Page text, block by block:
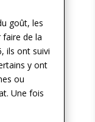
goût, les
de la
ils ont suivi
y ont
ou
Une fois